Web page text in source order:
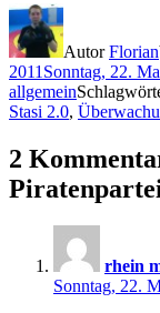
AutorFlorian
2011 Sonntag, 22.
allgemein
Stasi 2.0,
2
rhein
Sonntag, 22.